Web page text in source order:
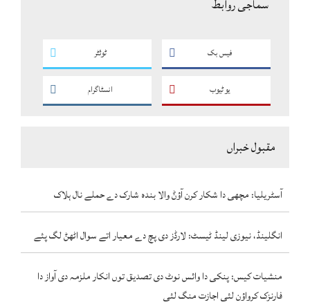
سماجی روابط
فیس بک ٹوئٹر
یو ٹیوب انسٹاگرام
مقبول خبراں
آسٹریلیا: مچھی دا شکار کرن آؤݨ والا بندہ شارک دے حملے نال ہلاک
انگلینڈ، نیوزی لینڈ ٹیسٹ: لارڈز دی پچ دے معیار اتے سوال اٹھݨ لگ پئے
منشیات کیس: پنکی دا وائس نوٹ دی تصدیق توں انکار ملزمہ دی آواز دا
فارنزک کرواؤن لئی اجازت منگ لئی